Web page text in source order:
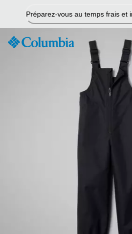
contenu
Préparez-vous au temps frais et